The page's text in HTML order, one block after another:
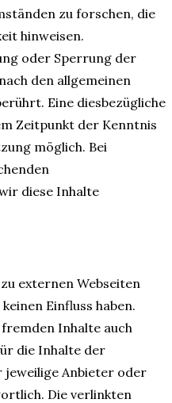
zu forschen, die
hinweisen.
oder Sperrung der
den allgemeinen
Eine diesbezügliche
Zeitpunkt der Kenntnis
möglich. Bei
diese Inhalte
externen Webseiten
Einfluss haben.
Inhalte auch
die Inhalte der
Anbieter oder
Die verlinkten